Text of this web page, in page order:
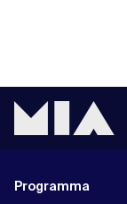
Programma